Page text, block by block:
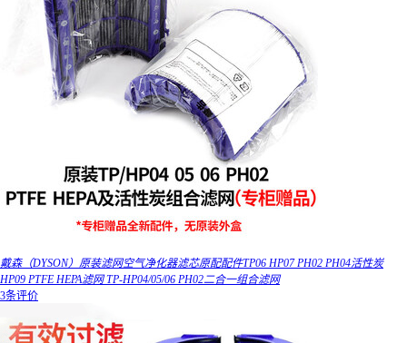
戴森（DYSON）原装滤网空气净化器滤芯原配配件TP06 HP07 PH02 PH04活性炭
HP09 PTFE HEPA滤网 TP-HP04/05/06 PH02二合一组合滤网
3条评价